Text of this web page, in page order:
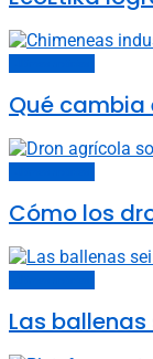
Qué cambia
Cómo los
Las